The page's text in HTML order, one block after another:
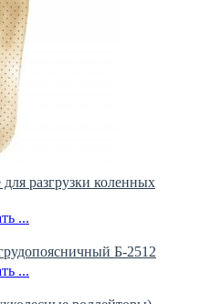
разгрузки коленных
...
Б-2512
...